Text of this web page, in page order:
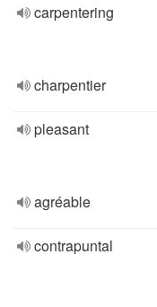
carpentering
charpentier
pleasant
agréable
contrapuntal